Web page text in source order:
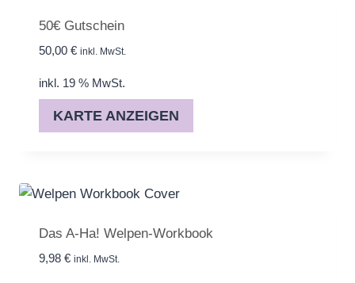
50€ Gutschein
50,00 € inkl. MwSt.
inkl. 19 % MwSt.
KARTE ANZEIGEN
Das A-Ha! Welpen-Workbook
9,98 € inkl. MwSt.